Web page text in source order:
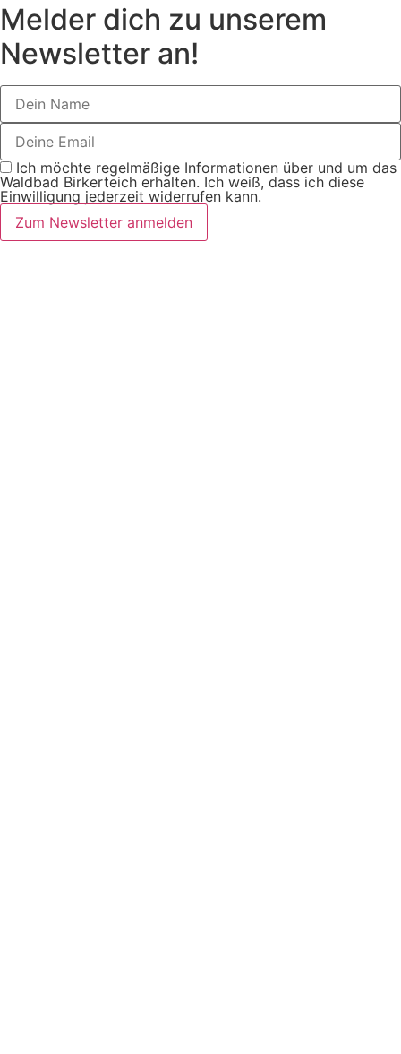
Melder dich zu unserem
Newsletter an!
Ich möchte regelmäßige Informationen über und um das
Waldbad Birkerteich erhalten. Ich weiß, dass ich diese
Einwilligung jederzeit widerrufen kann.